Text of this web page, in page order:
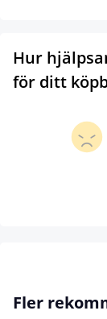
Hur
för ditt
Hoppa över
Fler